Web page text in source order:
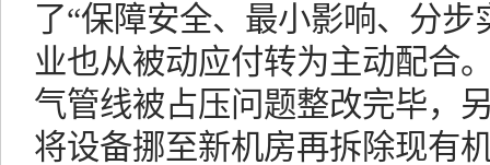
了“保障安全、最小影响、分
业也从被动应付转为主动配合
气管线被占压问题整改完毕，
将设备挪至新机房再拆除现有